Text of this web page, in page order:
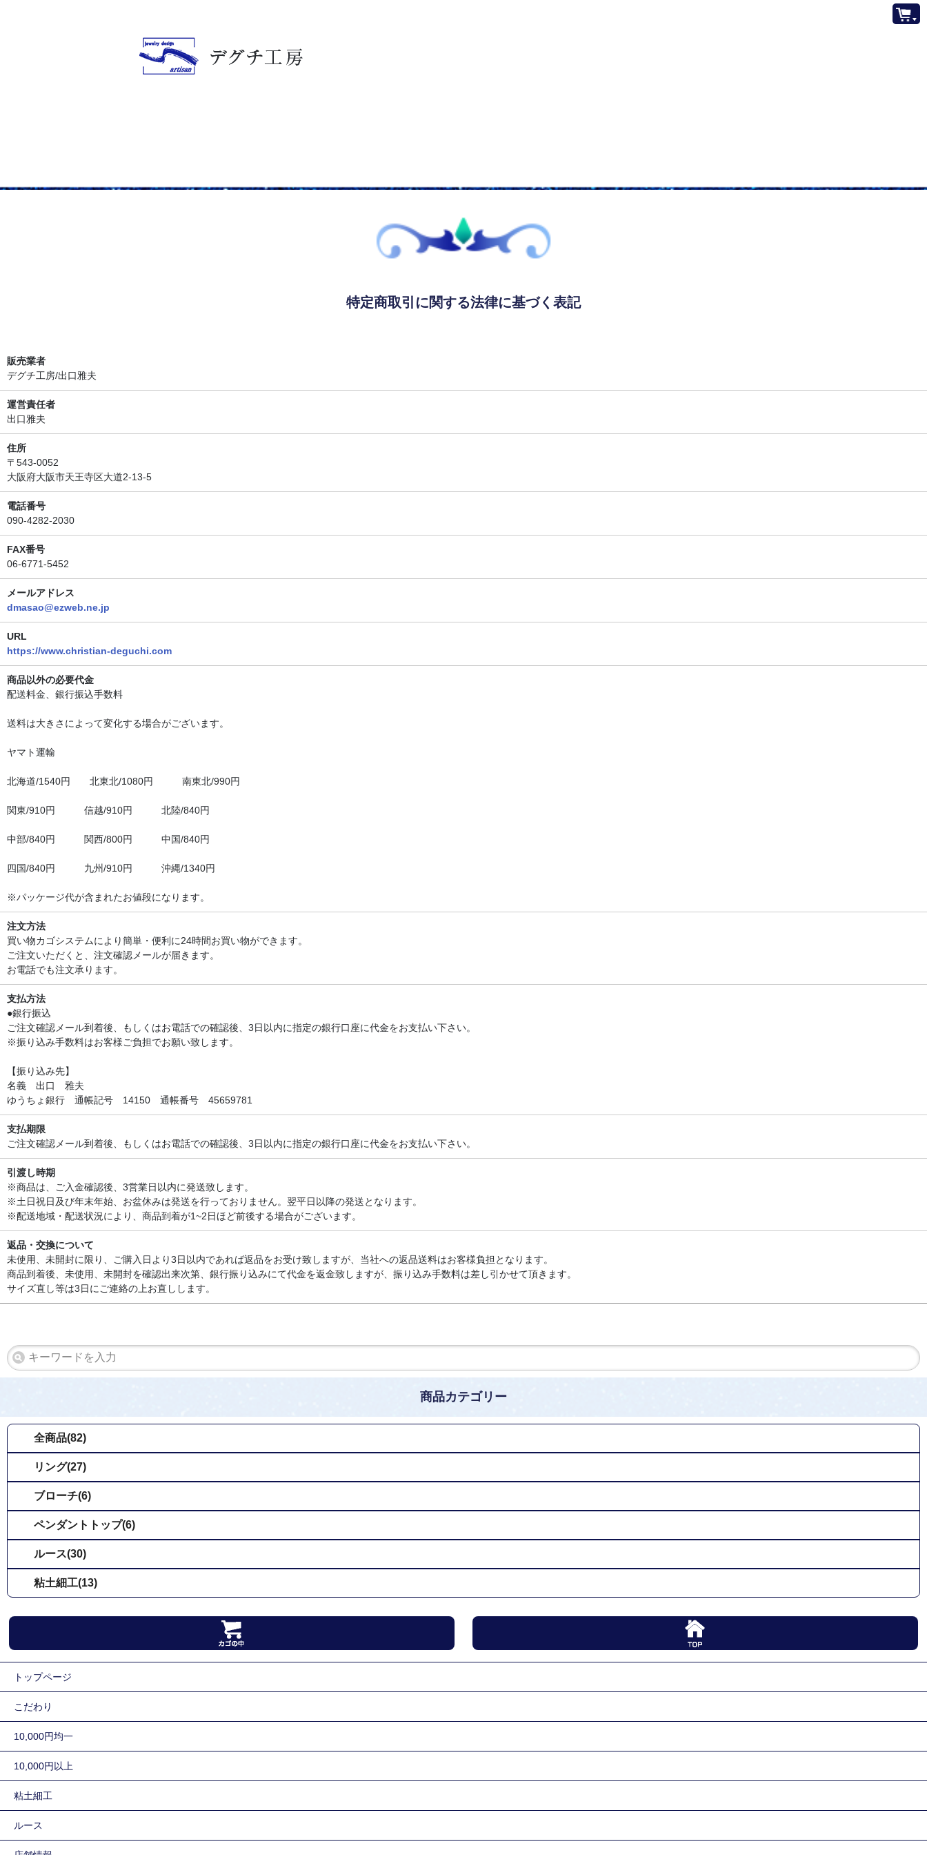
特定商取引に関する法律に基づく表記
販売業者
デグチ工房/出口雅夫
運営責任者
出口雅夫
住所
〒543-0052
大阪府大阪市天王寺区大道2-13-5
電話番号
090-4282-2030
FAX番号
06-6771-5452
メールアドレス
dmasao@ezweb.ne.jp
URL
https://www.christian-deguchi.com
商品以外の必要代金
配送料金、銀行振込手数料
送料は大きさによって変化する場合がございます。
ヤマト運輸
北海道/1540円 北東北/1080円 南東北/990円
関東/910円 信越/910円 北陸/840円
中部/840円 関西/800円 中国/840円
四国/840円 九州/910円 沖縄/1340円
※パッケージ代が含まれたお値段になります。
注文方法
買い物カゴシステムにより簡単・便利に24時間お買い物ができます。
ご注文いただくと、注文確認メールが届きます。
お電話でも注文承ります。
支払方法
●銀行振込
ご注文確認メール到着後、もしくはお電話での確認後、3日以内に指定の銀行口座に代金をお支払い下さい。
※振り込み手数料はお客様ご負担でお願い致します。
【振り込み先】
名義 出口 雅夫
ゆうちょ銀行 通帳記号 14150 通帳番号 45659781
支払期限
ご注文確認メール到着後、もしくはお電話での確認後、3日以内に指定の銀行口座に代金をお支払い下さい。
引渡し時期
※商品は、ご入金確認後、3営業日以内に発送致します。
※土日祝日及び年末年始、お盆休みは発送を行っておりません。翌平日以降の発送となります。
※配送地域・配送状況により、商品到着が1~2日ほど前後する場合がございます。
返品・交換について
未使用、未開封に限り、ご購入日より3日以内であれば返品をお受け致しますが、当社への返品送料はお客様負担となります。
商品到着後、未使用、未開封を確認出来次第、銀行振り込みにて代金を返金致しますが、振り込み手数料は差し引かせて頂きます。
サイズ直し等は3日にご連絡の上お直しします。
商品カテゴリー
全商品(82)
リング(27)
ブローチ(6)
ペンダントトップ(6)
ルース(30)
粘土細工(13)
トップページ
こだわり
10,000円均一
10,000円以上
粘土細工
ルース